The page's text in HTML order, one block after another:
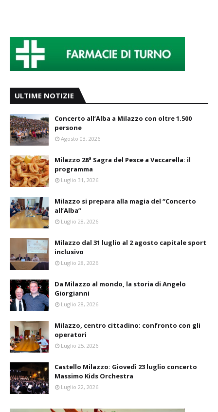
ULTIME NOTIZIE
Concerto all’Alba a Milazzo con oltre 1.500
persone
Agosto 03, 2026
Milazzo 28ª Sagra del Pesce a Vaccarella: il
programma
Luglio 31, 2026
Milazzo si prepara alla magia del “Concerto
all’Alba”
Luglio 28, 2026
Milazzo dal 31 luglio al 2 agosto capitale sport
inclusivo
Luglio 28, 2026
Da Milazzo al mondo, la storia di Angelo
Giorgianni
Luglio 28, 2026
Milazzo, centro cittadino: confronto con gli
operatori
Luglio 25, 2026
Castello Milazzo: Giovedì 23 luglio concerto
Massimo Kids Orchestra
Luglio 22, 2026